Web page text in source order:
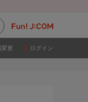
変更 ログイン